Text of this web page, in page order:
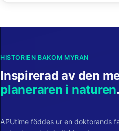
HISTORIEN BAKOM MYRAN
Inspirerad av den
planeraren i naturen.
APUtime föddes ur en doktorands